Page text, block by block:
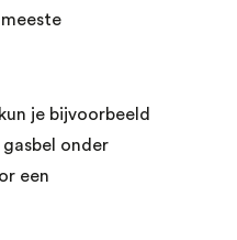
je bijvoorbeeld
onder
een